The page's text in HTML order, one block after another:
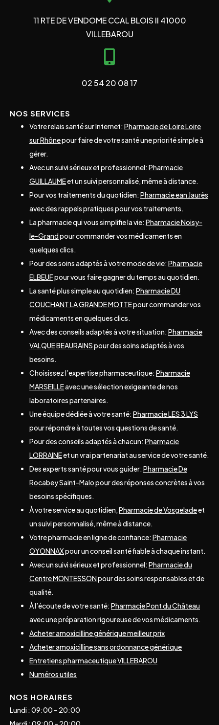
11 RTE DE VENDOME CCAL BLOIS II 41000
VILLEBAROU
02 54 20 08 17
NOS SERVICES
Votre relais santé sur Internet: Pharmacie de Loire Loire
sur Rhônepour faire de votre santé une priorité simple à
gérer.
Avec un suivi sérieux et professionnel: Pharmacie
GUILLAUMEet un suivi personnalisé, même à distance.
Pour vos traitements du quotidien: Pharmacie ean Jaurès
avec des rappels pratiques pour vos traitements.
La pharmacie qui vous simplifie la vie: Pharmacie Noisy-
le-Grandpour commander vos médicaments en
quelques clics.
Pour des soins adaptés à votre mode de vie: Pharmacie
ELBEUFpour vous faire gagner du temps au quotidien.
La santé plus simple au quotidien: Pharmacie DU
COUCHANT LA GRANDE MOTTEpour commander vos
médicaments en quelques clics.
Avec des conseils adaptés à votre situation: Pharmacie
VALQUE BEAURAINSpour des soins adaptés à vos
besoins.
Choisissez l’expertise pharmaceutique: Pharmacie
MARSEILLEavec une sélection exigeante de nos
laboratoires partenaires.
Une équipe dédiée à votre santé: Pharmacie LES 3 LYS
pour répondre à toutes vos questions de santé.
Pour des conseils adaptés à chacun: Pharmacie
LORRAINEet un vrai partenariat au service de votre santé.
Des experts santé pour vous guider: Pharmacie De
Rocabey Saint-Malopour des réponses concrètes à vos
besoins spécifiques.
À votre service au quotidien,Pharmacie de Vosgeladeet
un suivi personnalisé, même à distance.
Votre pharmacie en ligne de confiance: Pharmacie
OYONNAXpour un conseil santé fiable à chaque instant.
Avec un suivi sérieux et professionnel: Pharmacie du
Centre MONTESSONpour des soins responsables et de
qualité.
À l’écoute de votre santé: Pharmacie Pont du Château
avec une préparation rigoureuse de vos médicaments.
Acheter amoxicilline générique meilleur prix
Acheter amoxicilline sans ordonnance générique
Entretiens pharmaceutique VILLEBAROU
Numéros utiles
NOS HORAIRES
Lundi : 09:00 – 20:00